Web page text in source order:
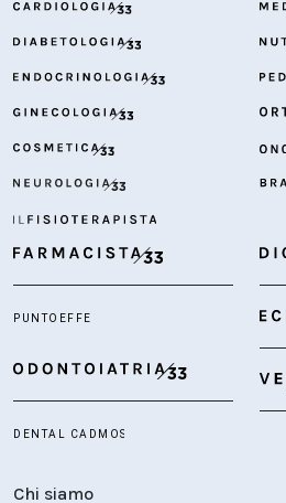
Chi siamo